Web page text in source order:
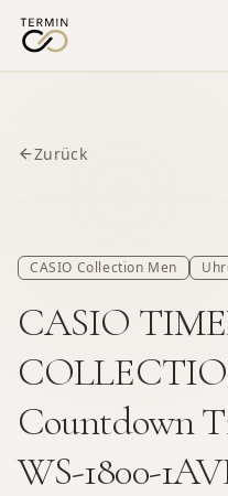
Zurück
CASIO Collection Men
CASIO
Countdown
WS-1800-